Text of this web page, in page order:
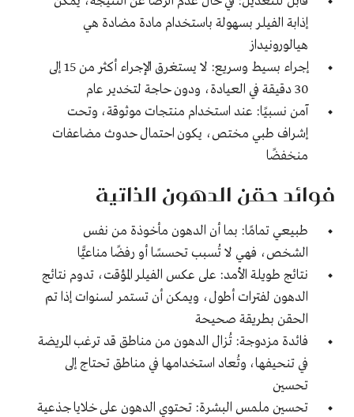
إذابة الفيلر بسهولة باستخدام مادة مضادة هي
هيالورونيداز
إجراء بسيط وسريع: لا يستغرق الإجراء أكثر من 15 إلى
30 دقيقة في العيادة، ودون حاجة لتخدير عام
آمن نسبيًا: عند استخدام منتجات موثوقة، وتحت
إشراف طبي مختص، يكون احتمال حدوث مضاعفات
منخفضًا
فوائد حقن الدهون الذاتية
طبيعي تمامًا: بما أن الدهون مأخوذة من نفس
الشخص، فهي لا تُسبب تحسسًا أو رفضًا مناعيًّا
نتائج طويلة الأمد: على عكس الفيلر المؤقت، تدوم نتائج
الدهون لفترات أطول، ويمكن أن تستمر لسنوات إذا تم
الحقن بطريقة صحيحة
فائدة مزدوجة: تُزال الدهون من مناطق قد ترغب المريضة
في تنحيفها، وتُعاد استخدامها في مناطق تحتاج إلى
تحسين
تحسين ملمس البشرة: تحتوي الدهون على خلايا جذعية